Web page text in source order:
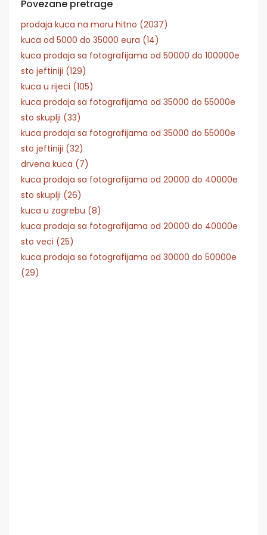
Povezane pretrage
prodaja kuca na moru hitno (2037)
kuca od 5000 do 35000 eura (14)
kuca prodaja sa fotografijama od 50000 do 100000e
sto jeftiniji (129)
kuca u rijeci (105)
kuca prodaja sa fotografijama od 35000 do 55000e
sto skuplji (33)
kuca prodaja sa fotografijama od 35000 do 55000e
sto jeftiniji (32)
drvena kuca (7)
kuca prodaja sa fotografijama od 20000 do 40000e
sto skuplji (26)
kuca u zagrebu (8)
kuca prodaja sa fotografijama od 20000 do 40000e
sto veci (25)
kuca prodaja sa fotografijama od 30000 do 50000e
(29)